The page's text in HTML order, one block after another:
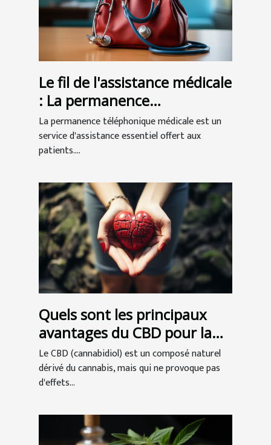
Le fil de l'assistance médicale
: La permanence
téléphonique au service des
patients
La permanence téléphonique médicale est un
service d'assistance essentiel offert aux
patients....
Quels sont les principaux
avantages du CBD pour la
santé ?
Le CBD (cannabidiol) est un composé naturel
dérivé du cannabis, mais qui ne provoque pas
d'effets...